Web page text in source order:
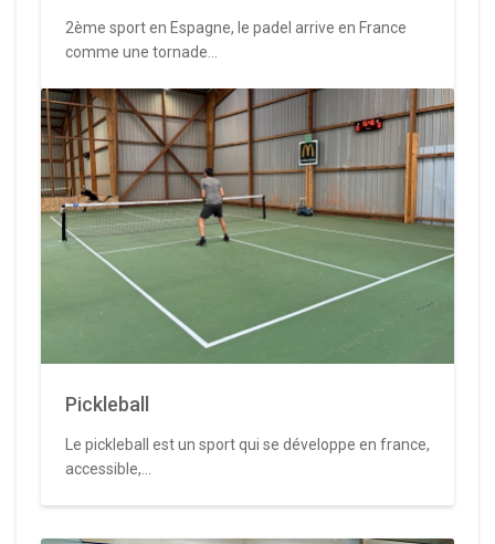
2ème sport en Espagne, le padel arrive en France
comme une tornade...
Pickleball
Le pickleball est un sport qui se développe en france,
accessible,...